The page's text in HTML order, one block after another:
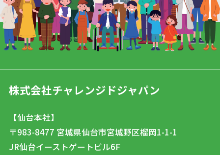
株式会社チャレンジドジャパン
【仙台本社】
〒983-8477 宮城県仙台市宮城野区榴岡1-1-1
JR仙台イーストゲートビル6F